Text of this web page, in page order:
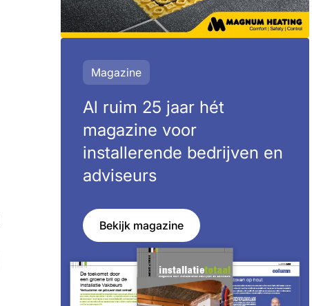
Magazine
Al ruim 25 jaar hét
magazine voor
installerende bedrijven en
adviseurs
Bekijk magazine